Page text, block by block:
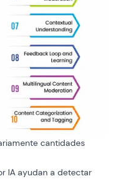
cantidades
IA ayudan a detectar